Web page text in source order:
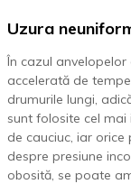
Uzura
În cazul
accelerată de
drumurile lungi,
sunt folosite cel mai
de cauciuc, iar
despre presiune
obosită, se poate